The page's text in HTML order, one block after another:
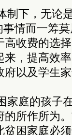
制下，无论
事情而一筹
高收费的选
来，提高效
府以及学生
家庭的孩子
的所作所为
贫困家庭必